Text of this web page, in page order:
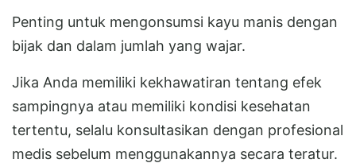
Penting untuk mengonsumsi kayu manis dengan
bijak dan dalam jumlah yang wajar.
Jika Anda memiliki kekhawatiran tentang efek
sampingnya atau memiliki kondisi kesehatan
tertentu, selalu konsultasikan dengan profesional
medis sebelum menggunakannya secara teratur.